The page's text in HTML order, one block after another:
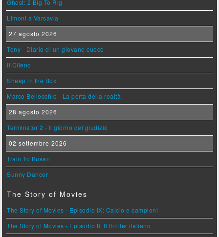
Ghost: 2 Big To Rig
Limoni a Varsavia
27 agosto 2026
Tony - Diario di un giovane cuoco
Il Cileno
Sheep in the Box
Marco Bellocchio - La porta della realtà
28 agosto 2026
Terminator 2 - Il giorno del giudizio
02 settembre 2026
Train To Busan
Sunny Dancer
The Story of Movies
The Story of Movies - Episodio IX: Calcio e campioni
The Story of Movies - Episodio 8: Il thriller italiano